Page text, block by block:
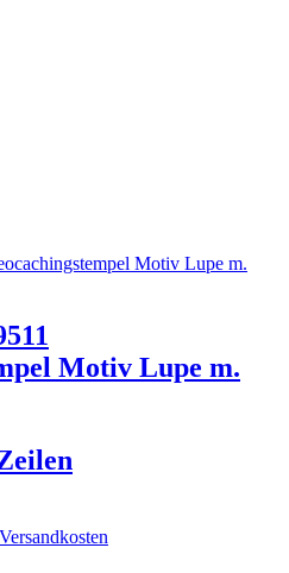
Motiv Lupe m.
Versandkosten